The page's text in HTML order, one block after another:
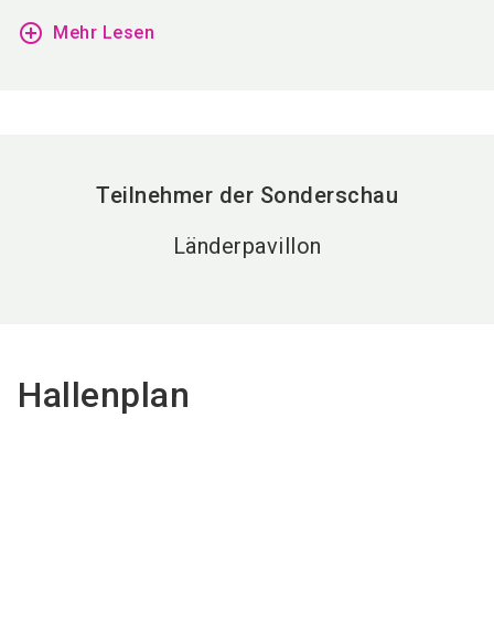
add_circle_outline Mehr Lesen
Teilnehmer der Sonderschau
Länderpavillon
Hallenplan